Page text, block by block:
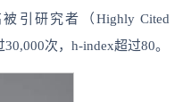
被引研究者（Highly Cited
次，h-index超过80。